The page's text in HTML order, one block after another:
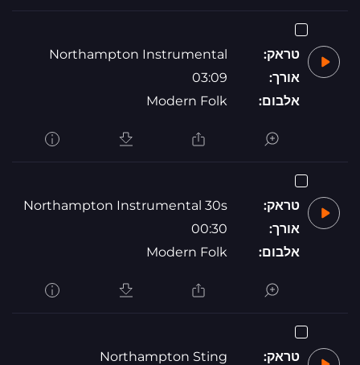
טראק:
Northampton Instrumental
אורך:
03:09
אלבום:
Modern Folk
טראק:
Northampton Instrumental 30s
אורך:
00:30
אלבום:
Modern Folk
טראק:
Northampton Sting